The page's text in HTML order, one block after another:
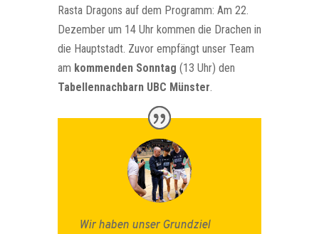
Rasta Dragons auf dem Programm: Am 22.
Dezember um 14 Uhr kommen die Drachen in
die Hauptstadt. Zuvor empfängt unser Team
am kommenden Sonntag (13 Uhr) den
Tabellennachbarn UBC Münster.
Wir haben unser Grundziel